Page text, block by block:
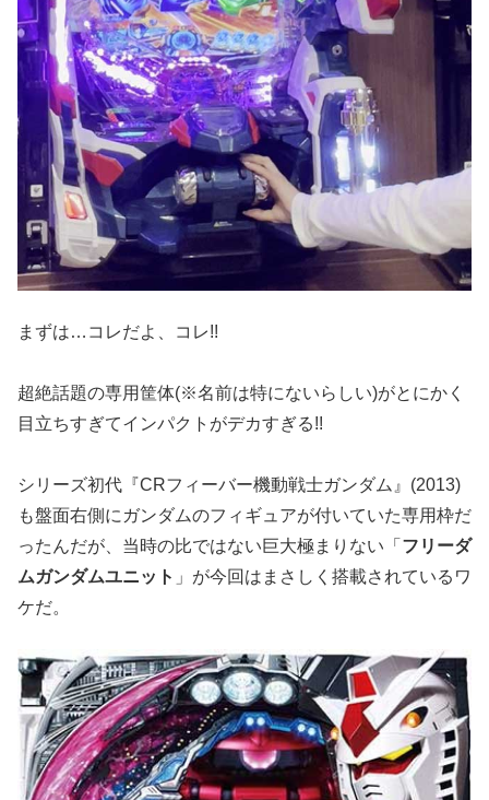
まずは…コレだよ、コレ!!
超絶話題の専用筐体(※名前は特にないらしい)がとにかく
目立ちすぎてインパクトがデカすぎる!!
シリーズ初代『CRフィーバー機動戦士ガンダム』(2013)
も盤面右側にガンダムのフィギュアが付いていた専用枠だ
ったんだが、当時の比ではない巨大極まりない「 フリーダ
ムガンダムユニット 」が今回はまさしく搭載されているワ
ケだ。